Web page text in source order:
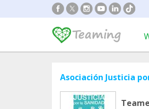
Asociación Justicia